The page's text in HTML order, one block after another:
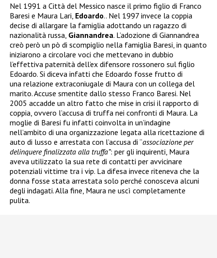
Nel 1991 a Città del Messico nasce il primo figlio di Franco
Baresi e Maura Lari, Edoardo.. Nel 1997 invece la coppia
decise di allargare la famiglia adottando un ragazzo di
nazionalità russa, Giannandrea. L’adozione di Giannandrea
creò però un pò di scompiglio nella famiglia Baresi, in quanto
iniziarono a circolare voci che mettevano in dubbio
l’effettiva paternità dell’ex difensore rossonero sul figlio
Edoardo. Si diceva infatti che Edoardo fosse frutto di
una relazione extraconiugale di Maura con un collega del
marito. Accuse smentite dallo stesso Franco Baresi. Nel
2005 accadde un altro fatto che mise in crisi il rapporto di
coppia, ovvero l’accusa di truffa nei confronti di Maura. La
moglie di Baresi fu infatti coinvolta in un’indagine
nell’ambito di una organizzazione legata alla ricettazione di
auto di lusso e arrestata con l’accusa di “associazione per
delinquere finalizzata alla truffa”: per gli inquirenti, Maura
aveva utilizzato la sua rete di contatti per avvicinare
potenziali vittime tra i vip. La difesa invece riteneva che la
donna fosse stata arrestata solo perché conosceva alcuni
degli indagati. Alla fine, Maura ne uscì completamente
pulita.